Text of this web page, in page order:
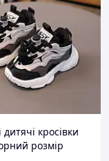
дитячі кросівки
розмір